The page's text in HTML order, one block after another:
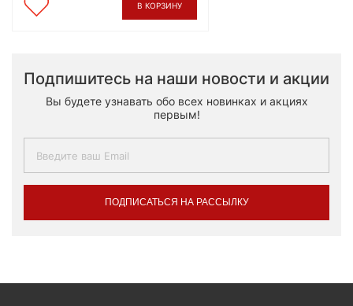
В КОРЗИНУ
Подпишитесь на наши новости и акции
Вы будете узнавать обо всех новинках и акциях
первым!
ПОДПИСАТЬСЯ НА РАССЫЛКУ